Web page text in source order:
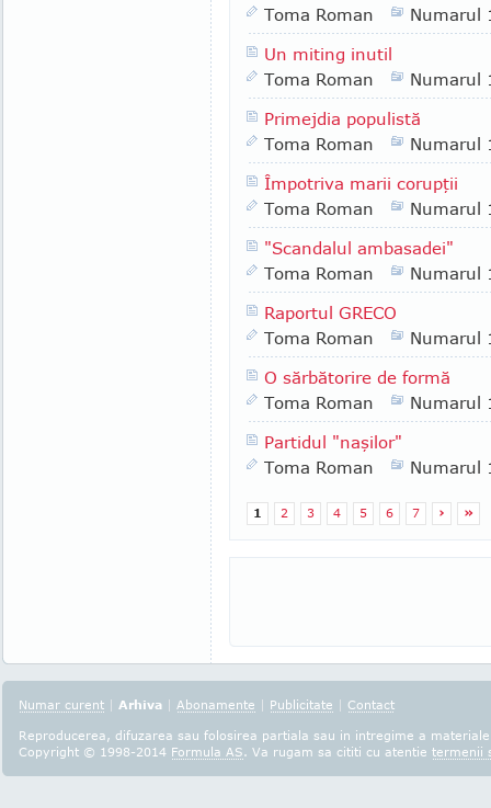
Toma Roman
Numarul
Un miting inutil
Toma Roman
Numarul
Primejdia populistă
Toma Roman
Numarul
Împotriva marii corupţii
Toma Roman
Numarul
"Scandalul ambasadei"
Toma Roman
Numarul
Raportul GRECO
Toma Roman
Numarul
O sărbătorire de formă
Toma Roman
Numarul
Partidul "naşilor"
Toma Roman
Numarul
1 2 3 4 5 6 7 › »
Numar curent | Arhiva | Abonamente | Publicitate | Contact
Reproducerea, difuzarea sau folosirea partiala sau in intregime a
Copyright © 1998-2014 Formula AS. Va rugam sa cititi cu atentie termenii